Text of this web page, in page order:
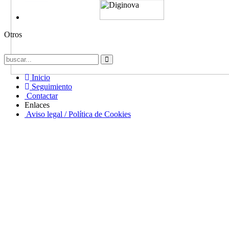
Otros
Inicio
Seguimiento
Contactar
Enlaces
Aviso legal / Política de Cookies